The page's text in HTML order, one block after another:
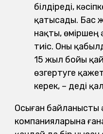
білдіреді,
қатысады. Бас
нақты, өміршең
тиіс. Оны
15 жыл бойы
өзгертуге
керек, – деді
Осыған байланысты
компанияларына